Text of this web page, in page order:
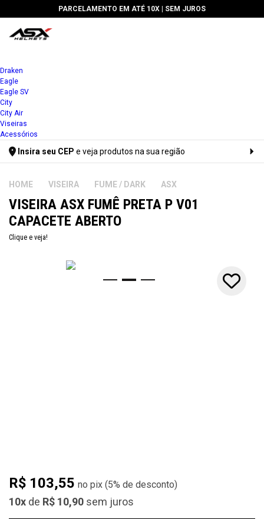
PARCELAMENTO EM ATÉ 10X | SEM JUROS
Draken
Eagle
Eagle SV
City
City Air
Viseiras
Acessórios
Insira seu CEP e veja produtos na sua região
VISEIRA FUME / DARK ASX
VISEIRA ASX FUMÊ PRETA P V01
CAPACETE ABERTO
Clique e veja!
10x de R$ 10,90 sem juros
R$ 103,55 (5% de desconto)
2x
3x
4x
5x
6x
7x
8x